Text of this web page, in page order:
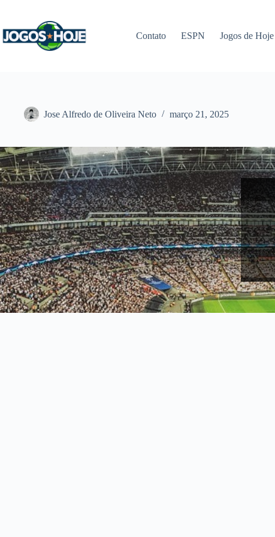
conteúdo
Contato ESPN Jogos de Hoje
Jose Alfredo de Oliveira Neto março 21, 2025